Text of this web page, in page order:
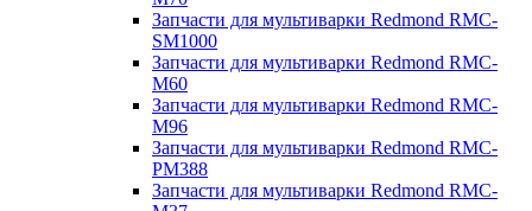
Запчасти для мультиварки Redmond RMC-
SM1000
Запчасти для мультиварки Redmond RMC-
M60
Запчасти для мультиварки Redmond RMC-
M96
Запчасти для мультиварки Redmond RMC-
PM388
Запчасти для мультиварки Redmond RMC-